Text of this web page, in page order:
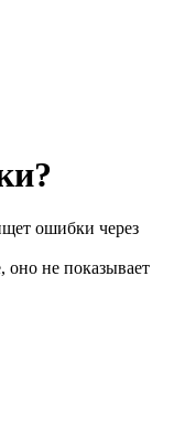
ошибки через
оно не показывает